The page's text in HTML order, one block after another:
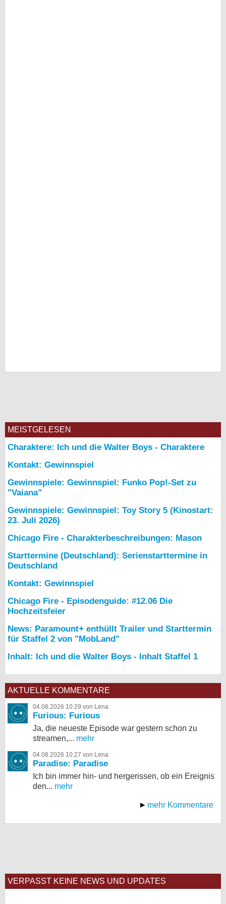
MEISTGELESEN
Charaktere: Ich und die Walter Boys - Charaktere
Kontakt: Gewinnspiel
Gewinnspiele: Gewinnspiel: Funko Pop!-Set zu
"Vaiana"
Gewinnspiele: Gewinnspiel: Toy Story 5 (Kinostart:
23. Juli 2026)
Chicago Fire - Charakterbeschreibungen: Mason
Starttermine (Deutschland): Serienstarttermine in
Deutschland
Kontakt: Gewinnspiel
Chicago Fire - Episodenguide: #12.06 Die
Hochzeitsfeier
News: Paramount+ enthüllt Trailer und Starttermin
für Staffel 2 von "MobLand"
Inhalt: Ich und die Walter Boys - Inhalt Staffel 1
AKTUELLE KOMMENTARE
04.08.2026 10:29 von Lena
Furious: Furious
Ja, die neueste Episode war gestern schon zu
streamen,... mehr
04.08.2026 10:27 von Lena
Paradise: Paradise
Ich bin immer hin- und hergerissen, ob ein Ereignis
den... mehr
mehr Kommentare
VERPASST KEINE NEWS UND UPDATES